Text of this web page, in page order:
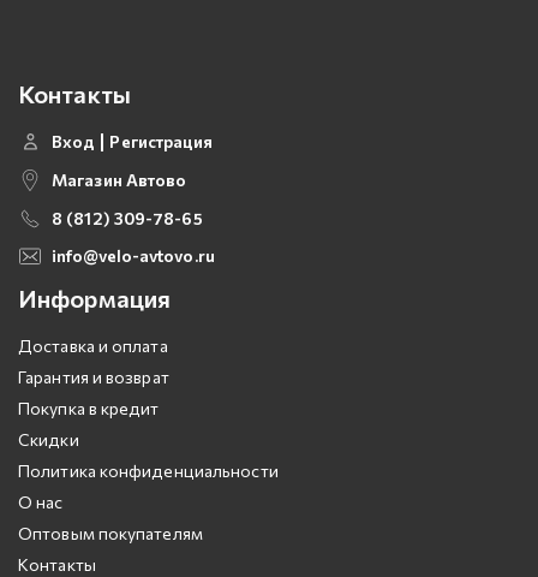
Контакты
Вход
Регистрация
Магазин Автово
8 (812) 309-78-65
info@velo-avtovo.ru
Информация
Доставка и оплата
Гарантия и возврат
Покупка в кредит
Скидки
Политика конфиденциальности
О нас
Оптовым покупателям
Контакты